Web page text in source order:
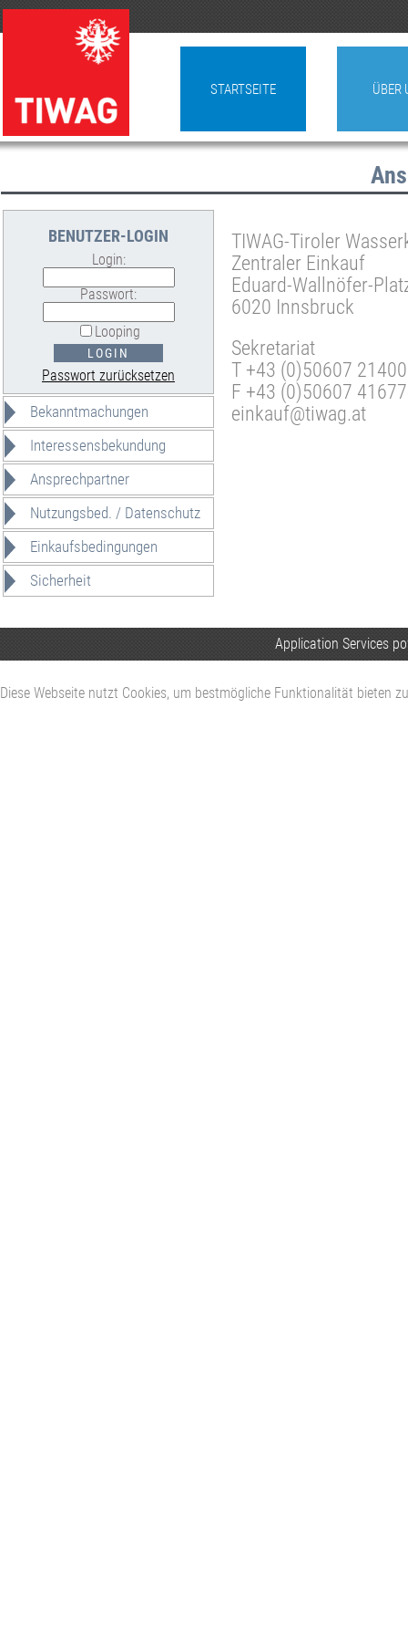
STARTSEITE ÜBER
BENUTZER-LOGIN
Login:
Passwort:
Looping
Passwort zurücksetzen
Bekanntmachungen
Interessensbekundung
Ansprechpartner
Nutzungsbed. / Datenschutz
Einkaufsbedingungen
Sicherheit
TIWAG-Tiroler
Zentraler Einkauf
Eduard-Wallnöfer-
6020 Innsbruck
Sekretariat
T +43 (0)50607 21400
F +43 (0)50607 41677
einkauf@tiwag.at
Application Services
Diese Webseite nutzt Cookies, um bestmögliche Funktionalität bieten